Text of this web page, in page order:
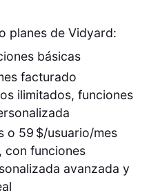
planes de Vidyard:
básicas
facturado
ilimitados, funciones
o 59 $/usuario/mes
con funciones
avanzada y